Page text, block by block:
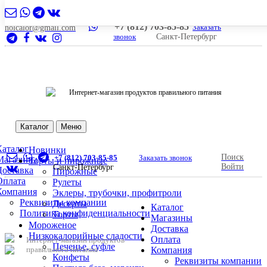
nolcalor@gmail.com +7 (812) 703-85-85 Заказать
звонок
Санкт-Петербург
Интернет-магазин продуктов правильного питания
Каталог Меню
Реквизиты компании
Политика конфиденциальности
Новинки
Торты и пирожные
Пирожные
Рулеты
Эклеры, трубочки, профитроли
Десерты
Торты
Мороженое
Низкокалорийные сладости
Печенье, суфле
Конфеты
+7 (812) 703-85-85
Заказать звонок
Санкт-Петербург
Поиск
Войти
Интернет-магазин продуктов
правильного питания
Каталог
Магазины
Доставка
Оплата
Компания
Реквизиты компании